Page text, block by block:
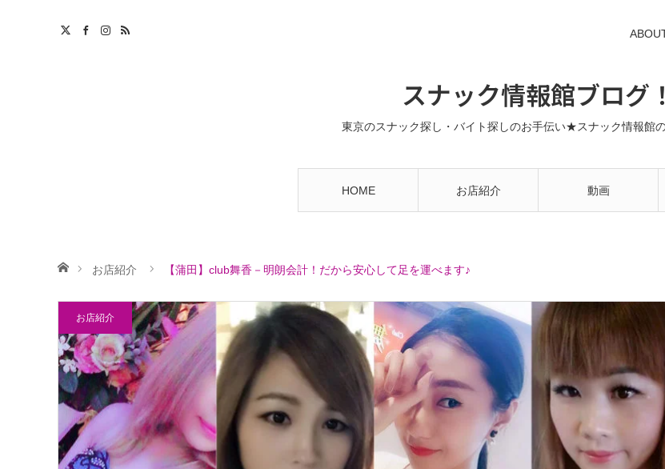
スナック情報館ブログ！
東京のスナック探し・バイト探しのお手伝い★スナック情報館の
HOME お店紹介 動画
ホームお店紹介 【蒲田】club舞香－明朗会計！だから安心して足を運べます♪
お店紹介